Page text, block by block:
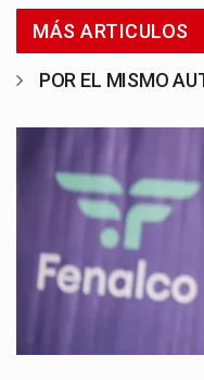
MÁS ARTICULOS
POR EL MISMO